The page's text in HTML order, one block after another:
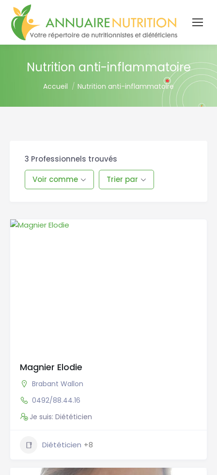
Nutrition anti-inflammatoire
You are here:
Accueil Nutrition anti-inflammatoire
3 Professionnels trouvés
Voir comme
Trier par
Magnier Elodie
Brabant Wallon
0492/88.44.16
Je suis: Diététicien
Diététicien +8